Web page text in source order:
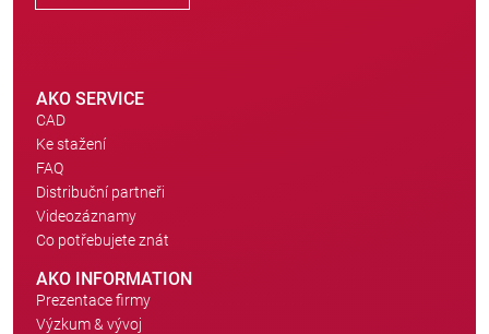
AKO SERVICE
CAD
Ke stažení
FAQ
Distribuční partneři
Videozáznamy
Co potřebujete znát
AKO INFORMATION
Prezentace firmy
Výzkum & vývoj